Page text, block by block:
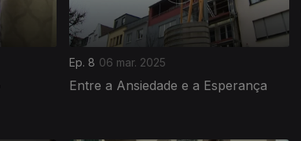
Ep. 8 06 mar. 2025
Entre a Ansiedade e a Esperança